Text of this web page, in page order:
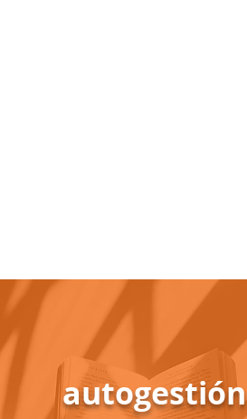
autogestión